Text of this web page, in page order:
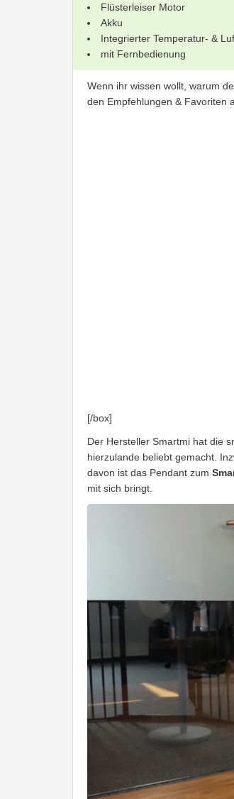
Flüsterleiser Motor
Akku
Integrierter Temperatur- &
mit Fernbedienung
Wenn ihr wissen wollt, warum
den Empfehlungen & Favoriten
[/box]
Der Hersteller Smartmi hat die
hierzulande beliebt gemacht.
davon ist das Pendant zum
mit sich bringt.